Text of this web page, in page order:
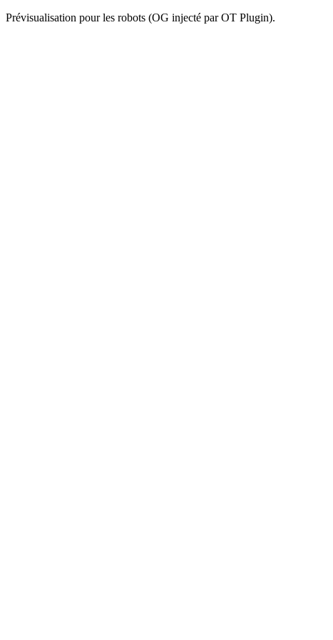
Prévisualisation pour les robots (OG injecté par OT Plugin).